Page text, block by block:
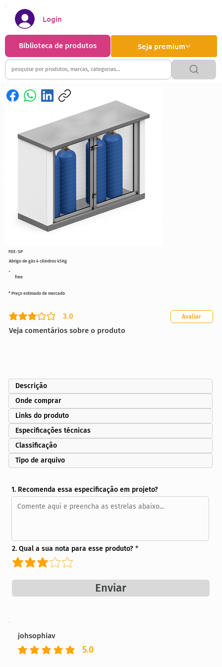
Seja premium
Biblioteca de produtos
Login
free
Abrigo de gás 4 cilindros 45Kg
3.0
classificação média é 3 de 5
Veja comentários sobre o produto
Avaliar
* Preço estimado de mercado
FDE-SP
Descrição
Onde comprar
Links do produto
Especificações técnicas
Classificação
Tipo de arquivo
1. Recomenda essa especificação em projeto?
2. Qual a sua nota para esse produto?
Enviar
johsophiav
5.0
classificação média é 5 de 5